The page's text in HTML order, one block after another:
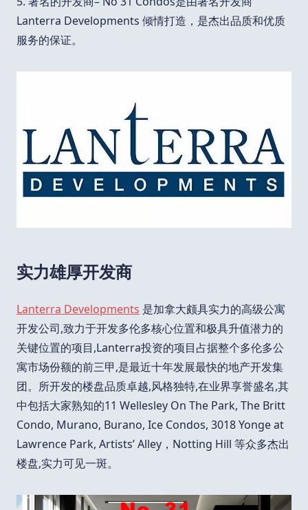
Lanterra Developments 倾情打造，是杰出品质和优质
服务的保证。
实力雄厚开发商
Lanterra Developments 是加拿大颇具实力的高级公寓
开发公司,致力于开发多伦多核心位置和极具升值潜力的
关键位置的项目,Lanterra投资的项目占据整个多伦多公
寓市场份额的前三甲,是最近十年发展最快的地产开发集
团。所开发的楼盘品质卓越,风格独特,在业界享誉盛名,其
中包括大家熟知的11 Wellesley On The Park, The Britt
Condo, Murano, Burano, Ice Condos, 3018 Yonge at
Lawrence Park, Artists’ Alley，Notting Hill 等众多杰出
楼盘,实力可见一斑。